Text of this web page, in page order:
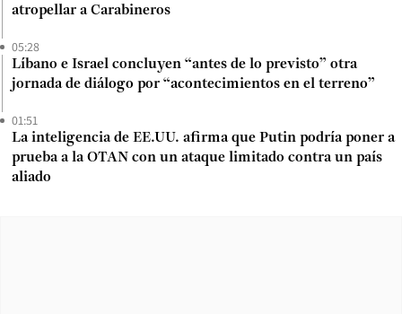
atropellar a Carabineros
05:28
Líbano e Israel concluyen “antes de lo previsto” otra
jornada de diálogo por “acontecimientos en el terreno”
01:51
La inteligencia de EE.UU. afirma que Putin podría poner a
prueba a la OTAN con un ataque limitado contra un país
aliado